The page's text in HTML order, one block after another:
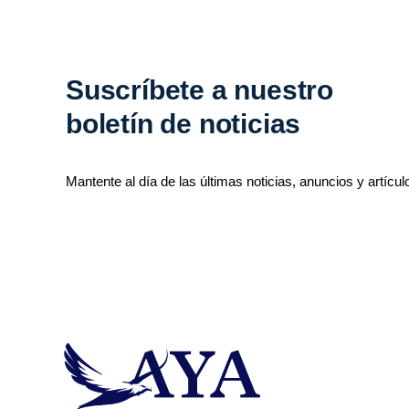
Suscríbete a nuestro
boletín de noticias
Mantente al día de las últimas noticias, anuncios y